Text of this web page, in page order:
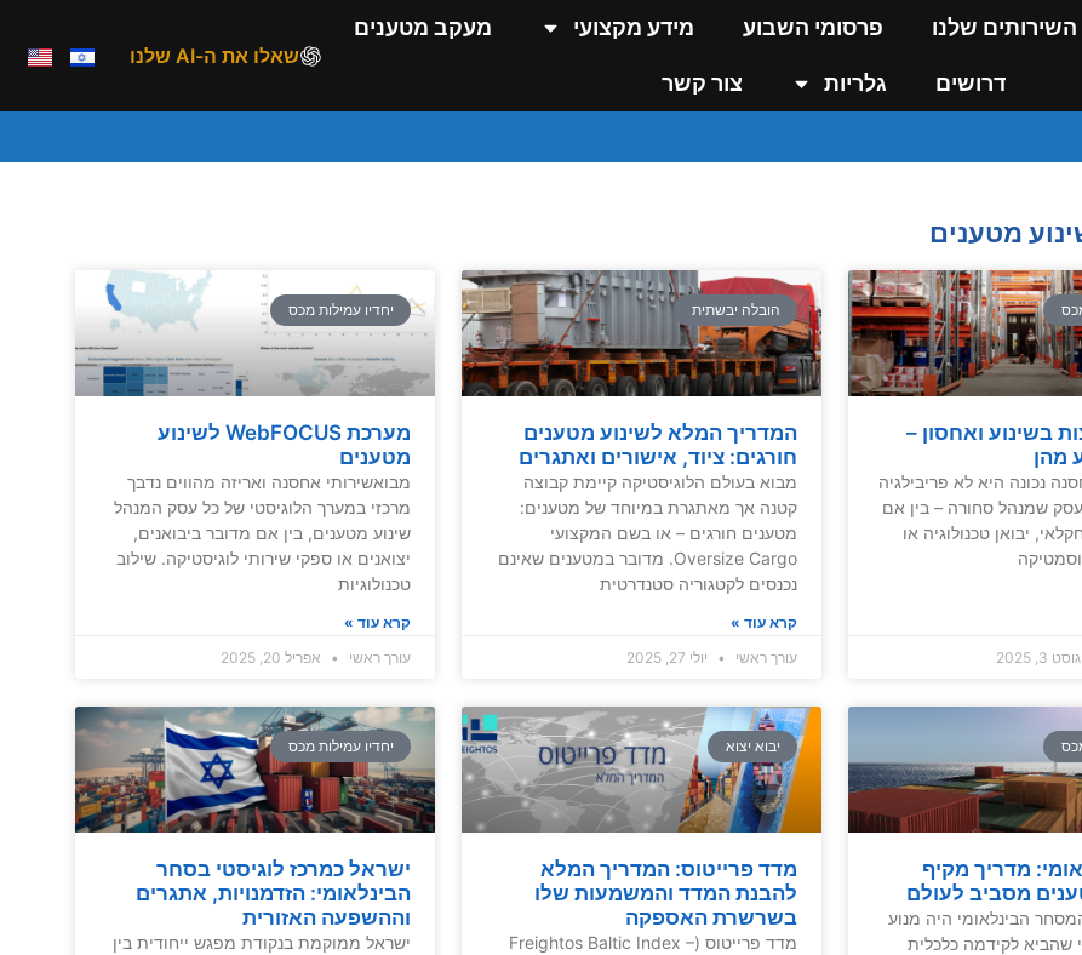
השירותים שלנו פרסומי השבוע מידע מקצועי מעקב מטענים
דרושים גלריות צור קשר
שאלו את ה-AI שלנו
מטענים
בשינוע ואחסון –
מהן
נכונה היא לא פריבילגיה
שמנהל סחורה – בין אם
יבואן טכנולוגיה או
3, 2025
הובלה יבשתית
המדריך המלא לשינוע מטענים
חורגים: ציוד, אישורים ואתגרים
מבוא בעולם הלוגיסטיקה קיימת קבוצה
קטנה אך מאתגרת במיוחד של מטענים:
מטענים חורגים – או בשם המקצועי
Oversize Cargo. מדובר במטענים שאינם
נכנסים לקטגוריה סטנדרטית
קרא עוד »
עורך ראשי
יולי 27, 2025
יחדיו עמילות מכס
מערכת WebFOCUS לשינוע
מטענים
מבואשירותי אחסנה ואריזה מהווים נדבך
מרכזי במערך הלוגיסטי של כל עסק המנהל
שינוע מטענים, בין אם מדובר ביבואנים,
יצואנים או ספקי שירותי לוגיסטיקה. שילוב
טכנולוגיות
קרא עוד »
עורך ראשי
אפריל 20, 2025
מדריך מקיף
מסביב לעולם
הבינלאומי היה מנוע
שהביא לקידמה כלכלית
יבוא יצוא
מדד פרייטוס: המדריך המלא
להבנת המדד והמשמעות שלו
בשרשרת האספקה
מדד פרייטוס (Freightos Baltic Index –
יחדיו עמילות מכס
ישראל כמרכז לוגיסטי בסחר
הבינלאומי: הזדמנויות, אתגרים
וההשפעה האזורית
ישראל ממוקמת בנקודת מפגש ייחודית בין